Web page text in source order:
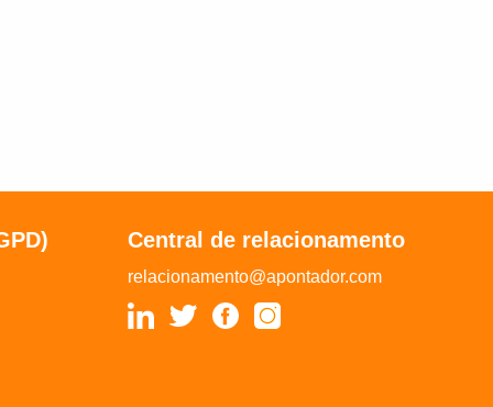
Central de relacionamento
relacionamento@apontador.com